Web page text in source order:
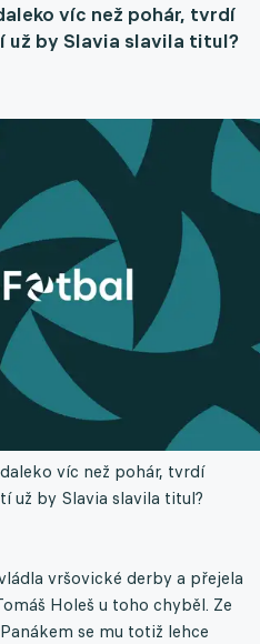
víc než pohár, tvrdí
už by Slavia slavila titul?
víc než pohár, tvrdí
už by Slavia slavila titul?
vršovické derby a přejela
Holeš u toho chyběl. Ze
se mu totiž lehce